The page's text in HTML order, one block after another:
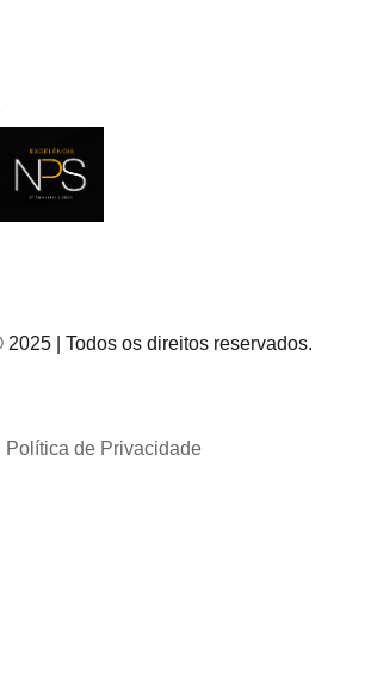
| Todos os direitos reservados.
Política de Privacidade